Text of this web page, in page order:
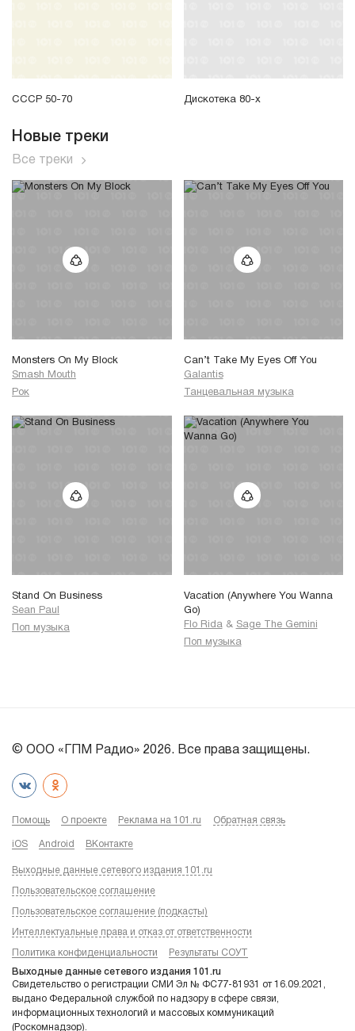
СССР 50-70 Дискотека 80-х
Новые треки
Все треки
Monsters On My Block
Smash Mouth
Рок
Can’t Take My Eyes Off You
Galantis
Танцевальная музыка
Stand On Business
Sean Paul
Поп музыка
Vacation (Anywhere You Wanna
Go)
Flo Rida & Sage The Gemini
Поп музыка
© ООО «ГПМ Радио» 2026. Все права защищены.
Помощь О проекте Реклама на 101.ru Обратная связь
iOS Android ВКонтакте
Выходные данные сетевого издания 101.ru
Пользовательское соглашение
Пользовательское соглашение (подкасты)
Интеллектуальные права и отказ от ответственности
Политика конфиденциальности Результаты СОУТ
Выходные данные сетевого издания 101.ru
Свидетельство о регистрации СМИ Эл № ФС77-81931 от 16.09.2021,
выдано Федеральной службой по надзору в сфере связи,
информационных технологий и массовых коммуникаций
(Роскомнадзор).